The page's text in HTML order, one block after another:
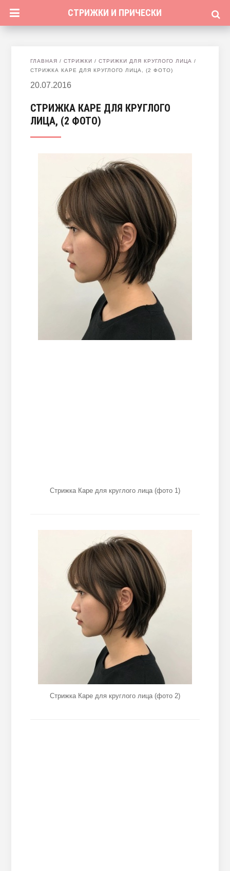
СТРИЖКИ И ПРИЧЕСКИ
ГЛАВНАЯ / СТРИЖКИ / СТРИЖКИ ДЛЯ КРУГЛОГО ЛИЦА /
СТРИЖКА КАРЕ ДЛЯ КРУГЛОГО ЛИЦА, (2 ФОТО)
20.07.2016
СТРИЖКА КАРЕ ДЛЯ КРУГЛОГО
ЛИЦА, (2 ФОТО)
Стрижка Каре для круглого лица (фото 1)
Стрижка Каре для круглого лица (фото 2)